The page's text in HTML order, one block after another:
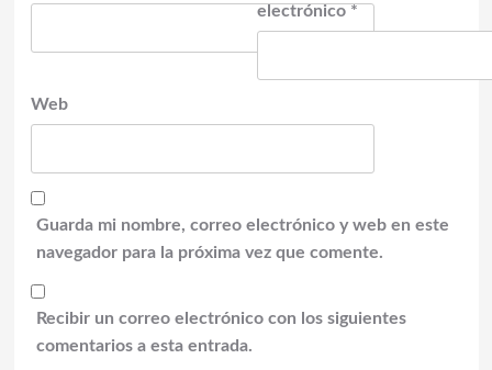
electrónico*
Web
Guarda mi nombre, correo electrónico y web en este
navegador para la próxima vez que comente.
Recibir un correo electrónico con los siguientes
comentarios a esta entrada.